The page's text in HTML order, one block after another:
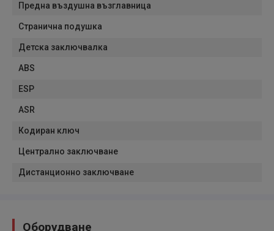
Предна въздушна възглавница
Странична подушка
Детска заключвалка
ABS
ESP
ASR
Кодиран ключ
Централно заключване
Дистанционно заключване
Оборудване